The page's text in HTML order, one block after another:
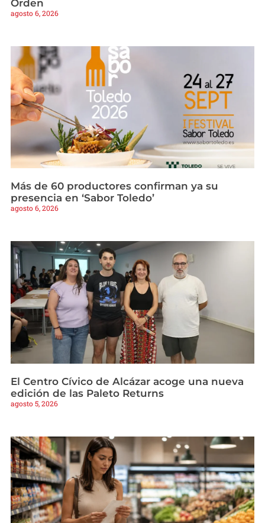
Orden
agosto 6, 2026
Más de 60 productores confirman ya su
presencia en ‘Sabor Toledo’
agosto 6, 2026
El Centro Cívico de Alcázar acoge una nueva
edición de las Paleto Returns
agosto 5, 2026